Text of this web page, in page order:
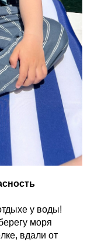
у воды!
моря
вдали от